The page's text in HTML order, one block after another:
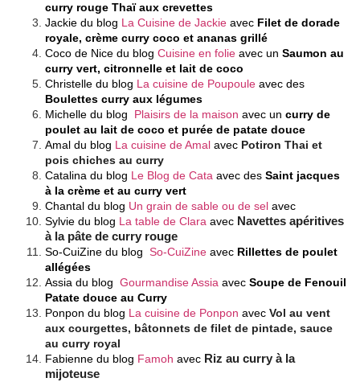
curry rouge Thaï aux crevettes
Jackie du blog La Cuisine de Jackie avec Filet de dorade
royale, crème curry coco et ananas grillé
Coco de Nice du blog Cuisine en folie avec un Saumon au
curry vert, citronnelle et lait de coco
Christelle du blog La cuisine de Poupoule avec des
Boulettes curry aux légumes
Michelle du blog Plaisirs de la maison avec un curry de
poulet au lait de coco et purée de patate douce
Amal du blog La cuisine de Amal avec Potiron Thai et
pois chiches au curry
Catalina du blog Le Blog de Cata avec des Saint jacques
à la crème et au curry vert
Chantal du blog Un grain de sable ou de sel avec
Sylvie du blog La table de Clara avec Navettes apéritives
à la pâte de curry rouge
So-CuiZine du blog So-CuiZine avec Rillettes de poulet
allégées
Assia du blog Gourmandise Assia avec Soupe de Fenouil
Patate douce au Curry
Ponpon du blog La cuisine de Ponpon avec Vol au vent
aux courgettes, bâtonnets de filet de pintade, sauce
au curry royal
Fabienne du blog Famoh avec Riz au curry à la
mijoteuse